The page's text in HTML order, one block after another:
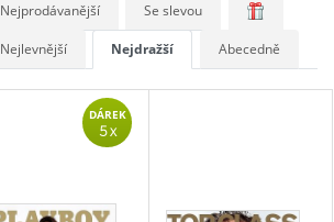
Nejprodávanější Se slevou
Nejlevnější Nejdražší Abecedně
DÁREK
5 x